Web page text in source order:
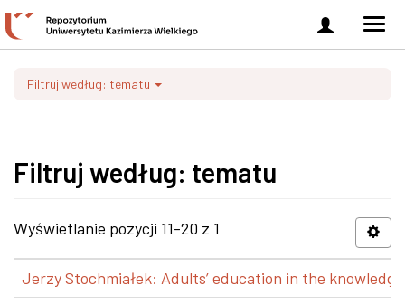
Zaloguj
się
Filtruj według: tematu
Filtruj według: tematu
Wyświetlanie pozycji 11-20 z 1
Jerzy Stochmiałek: Adults’ education in the